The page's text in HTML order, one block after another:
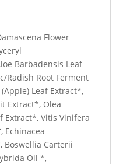
Flower
Barbadensis Leaf
Radish Root Ferment
Leaf Extract*,
Extract*, Olea
Extract*, Vitis Vinifera
Echinacea
Boswellia Carterii
Oil *,